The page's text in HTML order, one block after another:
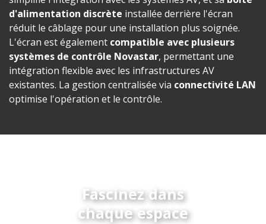
d'alimentation discrète installée derrière l'écran
réduit le câblage pour une installation plus soignée.
L'écran est également compatible avec plusieurs
systèmes de contrôle Novastar, permettant une
intégration flexible avec les infrastructures AV
existantes. La gestion centralisée via connectivité LAN
optimise l'opération et le contrôle.
Fascinez dans
chaque espace